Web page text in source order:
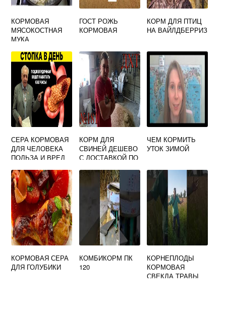
КОРМОВАЯ
МЯСОКОСТНАЯ
МУКА
ГОСТ РОЖЬ
КОРМОВАЯ
КОРМ ДЛЯ ПТИЦ
НА ВАЙЛДБЕРРИЗ
СЕРА КОРМОВАЯ
ДЛЯ ЧЕЛОВЕКА
ПОЛЬЗА И ВРЕД
КОРМ ДЛЯ
СВИНЕЙ ДЕШЕВО
С ДОСТАВКОЙ ПО
МОСКОВСКОЙ
ОБЛАСТИ
ЧЕМ КОРМИТЬ
УТОК ЗИМОЙ
КОРМОВАЯ СЕРА
ДЛЯ ГОЛУБИКИ
КОМБИКОРМ ПК
120
КОРНЕПЛОДЫ
КОРМОВАЯ
СВЕКЛА ТРАВЫ